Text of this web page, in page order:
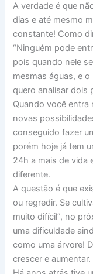
A verdade é que
dias e até mesmo
constante! Como
“Ninguém pode
pois quando nele
mesmas águas, e
quero analisar dois
Quando você entra
novas
conseguido fazer
porém hoje já tem
24h a mais de vida
diferente.
A questão é que
ou regredir. Se
muito difícil”, no
uma dificuldade
como uma árvore!
crescer e aumentar.